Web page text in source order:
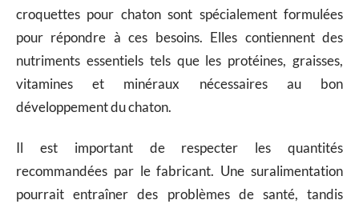
croquettes pour chaton sont spécialement formulées
pour répondre à ces besoins. Elles contiennent des
nutriments essentiels tels que les protéines, graisses,
vitamines et minéraux nécessaires au bon
développement du chaton.
Il est important de respecter les quantités
recommandées par le fabricant. Une suralimentation
pourrait entraîner des problèmes de santé, tandis